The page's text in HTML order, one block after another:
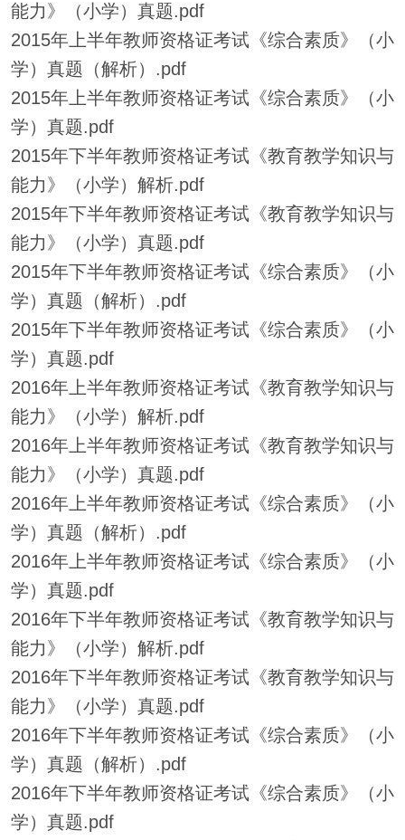
能力》（小学）真题.pdf
2015年上半年教师资格证考试《综合素质》（小
学）真题（解析）.pdf
2015年上半年教师资格证考试《综合素质》（小
学）真题.pdf
2015年下半年教师资格证考试《教育教学知识与
能力》（小学）解析.pdf
2015年下半年教师资格证考试《教育教学知识与
能力》（小学）真题.pdf
2015年下半年教师资格证考试《综合素质》（小
学）真题（解析）.pdf
2015年下半年教师资格证考试《综合素质》（小
学）真题.pdf
2016年上半年教师资格证考试《教育教学知识与
能力》（小学）解析.pdf
2016年上半年教师资格证考试《教育教学知识与
能力》（小学）真题.pdf
2016年上半年教师资格证考试《综合素质》（小
学）真题（解析）.pdf
2016年上半年教师资格证考试《综合素质》（小
学）真题.pdf
2016年下半年教师资格证考试《教育教学知识与
能力》（小学）解析.pdf
2016年下半年教师资格证考试《教育教学知识与
能力》（小学）真题.pdf
2016年下半年教师资格证考试《综合素质》（小
学）真题（解析）.pdf
2016年下半年教师资格证考试《综合素质》（小
学）真题.pdf